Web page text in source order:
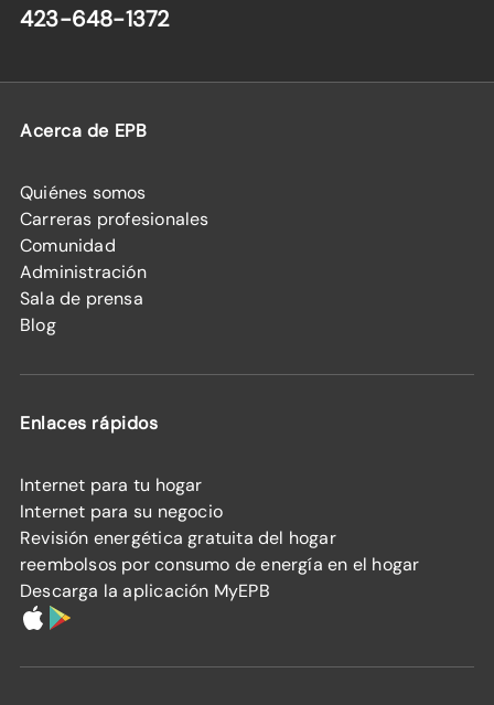
423-648-1372
Acerca de EPB
Quiénes somos
Carreras profesionales
Comunidad
Administración
Sala de prensa
Blog
Enlaces rápidos
Internet para tu hogar
Internet para su negocio
Revisión energética gratuita del hogar
reembolsos por consumo de energía en el hogar
Descarga la aplicación MyEPB